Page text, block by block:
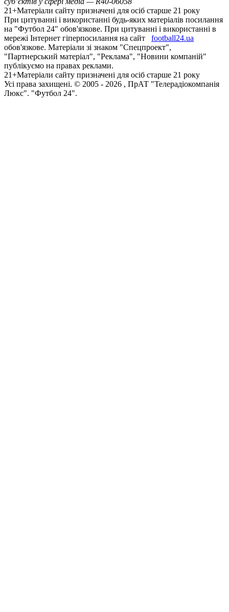
21+Матеріали сайту призначені для осіб старше 21 року
При цитуванні і використанні будь-яких матеріалів посилання
на "Футбол 24" обов'язкове. При цитуванні і використанні в
мережі Інтернет гіперпосилання на сайт
football24.ua
обов'язкове. Матеріали зі знаком "Спецпроект",
"Партнерський матеріал", "Реклама", "Новини компаній"
публікуємо на правах реклами.
21+Матеріали сайту призначені для осіб старше 21 року
Усi права захищенi. © 2005 - 2026 , ПрАТ "Телерадіокомпанія
Люкс". "Футбол 24".